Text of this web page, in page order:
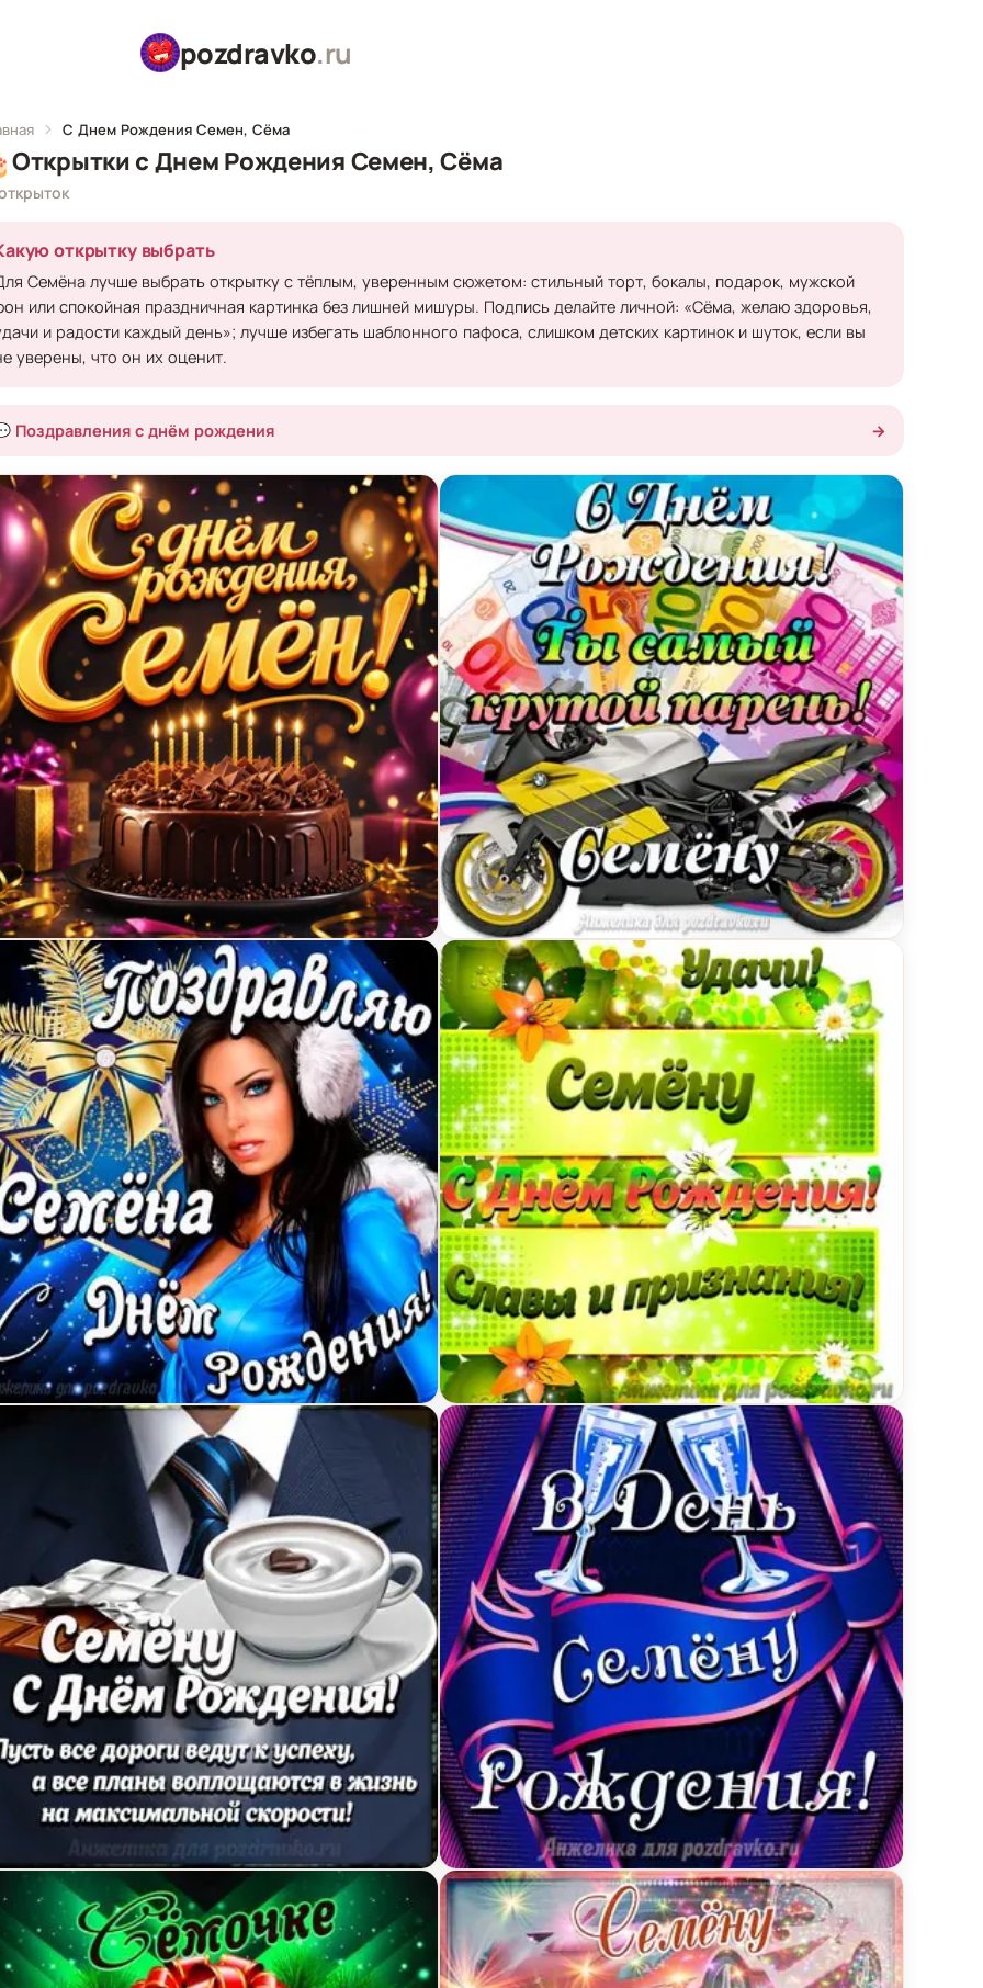
pozdravko.ru
С Днем Рождения Семен, Сёма
Открытки с Днем Рождения Семен, Сёма
открытку выбрать
Семёна лучше выбрать открытку с тёплым, уверенным сюжетом: стильный торт, бокалы, подарок, мужской
или спокойная праздничная картинка без лишней мишуры. Подпись делайте личной: «Сёма, желаю здоровья,
и радости каждый день»; лучше избегать шаблонного пафоса, слишком детских картинок и шуток, если вы
уверены, что он их оценит.
Поздравления с днём рождения →
с Днем Рождения Семён с шоколадным тортом и свечами
поздравление Семену с Днем Рождения с красивой девушкой
Семену с Днем Рождения с галстуком, кофе и пожеланием
Картинка с Днем Рождения Семену, ты самый крутой
Картинка Семену с Днем рождения с пожеланием
Открытка Семену в День Рождения с бокалами